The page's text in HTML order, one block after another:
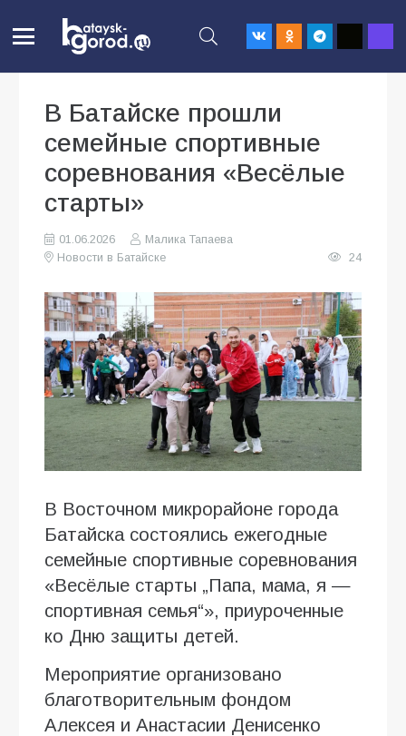
В Батайске прошли
семейные спортивные
соревнования «Весёлые
старты»
01.06.2026
Малика Тапаева
Новости в Батайске
24
В Восточном микрорайоне города
Батайска состоялись ежегодные
семейные спортивные соревнования
«Весёлые старты „Папа, мама, я —
спортивная семья“», приуроченные
ко Дню защиты детей.
Мероприятие организовано
благотворительным фондом
Алексея и Анастасии Денисенко